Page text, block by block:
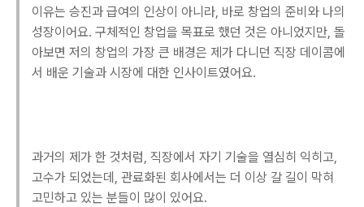
이유는 승진과 급여의 인상이 아니라, 바로 창업의 준비와 나의
성장이어요. 구체적인 창업을 목표로 했던 것은 아니었지만, 돌
아보면 저의 창업의 가장 큰 배경은 제가 다니던 직장 데이콤에
서 배운 기술과 시장에 대한 인사이트였어요.
과거의 제가 한 것처럼, 직장에서 자기 기술을 열심히 익히고,
고수가 되었는데, 관료화된 회사에서는 더 이상 갈 길이 막혀
고민하고 있는 분들이 많이 있어요.